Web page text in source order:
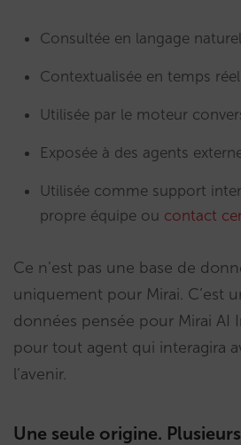
Consultée en langage naturel.
Contextualisée en temps réel.
Utilisée par le moteur
Exposée à des agents
Utilisée comme support
propre équipe ou contact
Ce n’est pas une base de
uniquement pour Mirai. C’est
données pensée pour Mirai AI
pour tout agent qui interagira
l’avenir.
Une seule origine.